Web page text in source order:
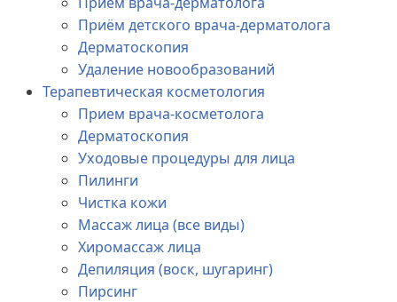
Приём детского врача-дерматолога
Дерматоскопия
Удаление новообразований
Терапевтическая косметология
Прием врача-косметолога
Дерматоскопия
Уходовые процедуры для лица
Пилинги
Чистка кожи
Массаж лица (все виды)
Хиромассаж лица
Депиляция (воск, шугаринг)
Пирсинг